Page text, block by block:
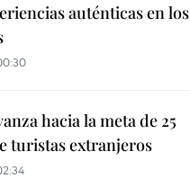
auténticas en los
hacia la meta de 25
turistas extranjeros